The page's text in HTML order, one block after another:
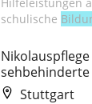
schulische
sehbehinderte
Stuttgart